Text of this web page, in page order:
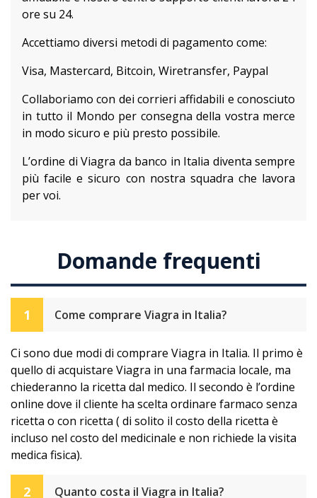
ore su 24.
Accettiamo diversi metodi di pagamento come:
Visa, Mastercard, Bitcoin, Wiretransfer, Paypal
Collaboriamo con dei corrieri affidabili e conosciuto
in tutto il Mondo per consegna della vostra merce
in modo sicuro e più presto possibile.
L’ordine di Viagra da banco in Italia diventa sempre
più facile e sicuro con nostra squadra che lavora
per voi.
Domande frequenti
1 Come comprare Viagra in Italia?
Ci sono due modi di comprare Viagra in Italia. Il primo è
quello di acquistare Viagra in una farmacia locale, ma
chiederanno la ricetta dal medico. Il secondo è l’ordine
online dove il cliente ha scelta ordinare farmaco senza
ricetta o con ricetta ( di solito il costo della ricetta è
incluso nel costo del medicinale e non richiede la visita
medica fisica).
2 Quanto costa il Viagra in Italia?